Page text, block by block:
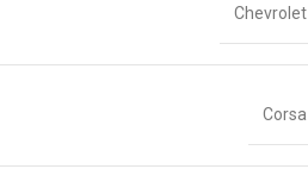
Chevrolet
Corsa